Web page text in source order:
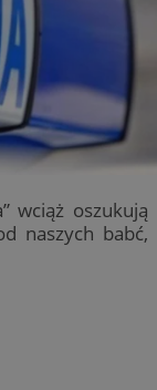
wciąż oszukują
naszych babć,